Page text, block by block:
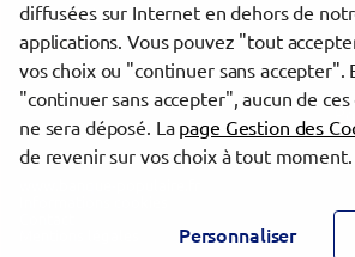
Montauban
MONTAUBAN LE ROND
diffusées sur Internet en dehors de
applications. Vous pouvez "tout
vos choix ou "continuer sans accepter".
"continuer sans accepter", aucun de
ne sera déposé. La page Gestion des
de revenir sur vos choix à tout moment.
Personnaliser